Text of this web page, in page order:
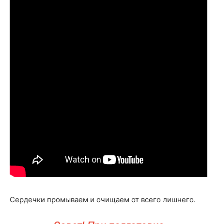
Сердечки промываем и очищаем от всего лишнего.